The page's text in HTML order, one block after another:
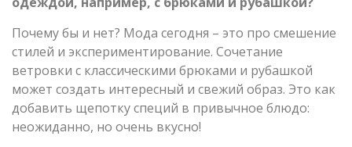
Почему бы и нет? Мода сегодня – это про смешение
стилей и экспериментирование. Сочетание
ветровки с классическими брюками и рубашкой
может создать интересный и свежий образ. Это как
добавить щепотку специй в привычное блюдо:
неожиданно, но очень вкусно!